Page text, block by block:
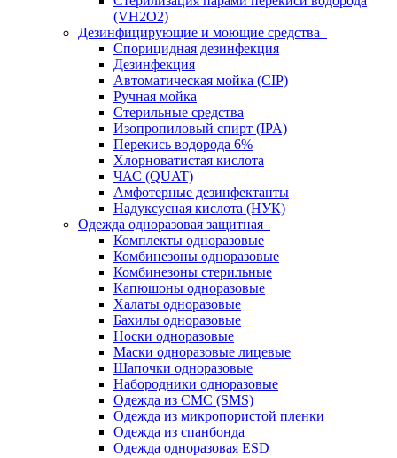
(VH2O2)
Дезинфицирующие и моющие средства
Спорицидная дезинфекция
Дезинфекция
Автоматическая мойка (CIP)
Ручная мойка
Стерильные средства
Изопропиловый спирт (IPA)
Перекись водорода 6%
Хлорноватистая кислота
ЧАС (QUAT)
Амфотерные дезинфектанты
Надуксусная кислота (НУК)
Одежда одноразовая защитная
Комплекты одноразовые
Комбинезоны одноразовые
Комбинезоны стерильные
Капюшоны одноразовые
Халаты одноразовые
Бахилы одноразовые
Носки одноразовые
Маски одноразовые лицевые
Шапочки одноразовые
Набородники одноразовые
Одежда из СМС (SMS)
Одежда из микропористой пленки
Одежда из спанбонда
Одежда одноразовая ESD